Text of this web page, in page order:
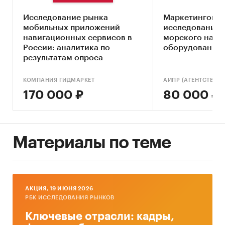
налоговую или коммерческую тайну)
Особенности потребительского поведения
на рынкенавигационных модулей.
Барьеры, существующие на рынке.
модулейв России до 2030 г.
Период исследования: 2022-2025 гг.
География исследования: Россия
навигационных модулей
Предметом исследования являются
Исследование рынка
мобильных приложений
навигационных сервисов в
России: аналитика по
результатам опроса
обновлением)
КОМПАНИЯ ГИДМАРКЕТ
170 000 ₽
Маркетинговое
исследование
морского
оборудования
80 000 ₽
Материалы по теме
AКЦИЯ, 19 ИЮНЯ 2026
РБК ИССЛЕДОВАНИЯ РЫНКОВ
Ключевые отрасли: кадры,